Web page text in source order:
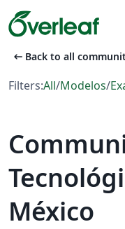
arrow_left_alt Back to all
Filters:All/Modelos/
México